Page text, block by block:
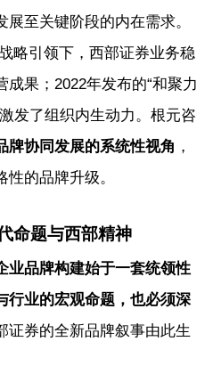
至关键阶段的内在需求。
略引领下，西部证券业务稳
果；2022年发布的“和聚力
发了组织内生动力。根元咨
牌协同发展的系统性视角 ，
的品牌升级。
命题与西部精神
业品牌构建始于一套统领性
业的宏观命题，也必须深
证券的全新品牌叙事由此生